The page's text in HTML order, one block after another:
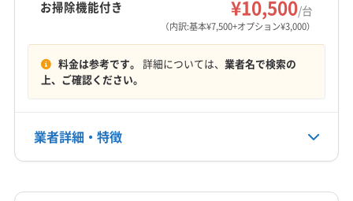
(宮崎県) 西諸県郡高原町
(宮崎県) 西都市
(宮崎県) 都城市
(宮崎県) 東臼杵郡門川町
(宮崎県) 東諸県郡綾町
(宮崎県) 東諸県郡国富町
(宮崎県) 日向市
(宮崎県) 日南市
9:00〜18:00
定休日
電話番号
公式HP
お掃除機能付き ¥10,500/台
（内訳:基本¥7,500+オプション¥3,000）
料金は参考です。 詳細については、 業者名で検索の
上、ご確認ください。
業者詳細・特徴